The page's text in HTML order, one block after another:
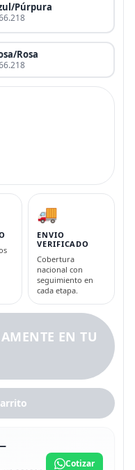
Púrpura
Rosa
🚚
ENVIO
VERIFICADO
Cobertura
nacional con
seguimiento en
cada etapa.
EN TU
Cotizar